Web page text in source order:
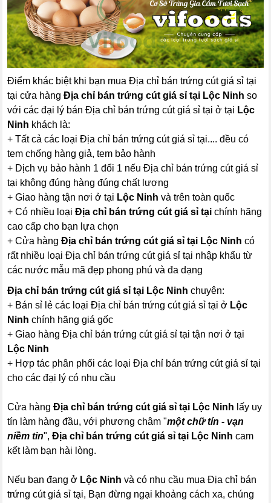
Điểm khác biệt khi bạn mua Địa chỉ bán trứng cút giá sỉ tại
tại cửa hàngĐịa chỉ bán trứng cút giá sỉ tại Lộc Ninh so
với các đại lý bán Địa chỉ bán trứng cút giá sỉ tại ở tại Lộc
Ninh khách là:
+ Tất cả các loại Địa chỉ bán trứng cút giá sỉ tại.... đều có
tem chống hàng giả, tem bảo hành
+ Dịch vụ bảo hành 1 đổi 1 nếu Địa chỉ bán trứng cút giá sỉ
tại không đúng hàng đúng chất lượng
+ Giao hàng tận nơi ở tại Lộc Ninh và trên toàn quốc
+ Có nhiều loạiĐịa chỉ bán trứng cút giá sỉ tại chính hãng
cao cấp cho bạn lựa chọn
+ Cửa hàngĐịa chỉ bán trứng cút giá sỉ tại Lộc Ninh có
rất nhiều loại Địa chỉ bán trứng cút giá sỉ tại nhập khẩu từ
các nước mẫu mã đẹp phong phú và đa dạng
Địa chỉ bán trứng cút giá sỉ tại Lộc Ninhchuyên:
+ Bán sỉ lẻ các loại Địa chỉ bán trứng cút giá sỉ tại ở Lộc
Ninh chính hãng giá gốc
+ Giao hàng Địa chỉ bán trứng cút giá sỉ tại tận nơi ở tại
Lộc Ninh
+ Hợp tác phân phối các loại Địa chỉ bán trứng cút giá sỉ tại
cho các đại lý có nhu cầu
Cửa hàngĐịa chỉ bán trứng cút giá sỉ tại Lộc Ninh lấy uy
tín làm hàng đầu, với phương châm "một chữ tín - vạn
niềm tin",Địa chỉ bán trứng cút giá sỉ tại Lộc Ninh cam
kết làm bạn hài lòng.
Nếu bạn đang ở Lộc Ninh và có nhu cầu mua Địa chỉ bán
trứng cút giá sỉ tại, Bạn đừng ngại khoảng cách xa, chúng